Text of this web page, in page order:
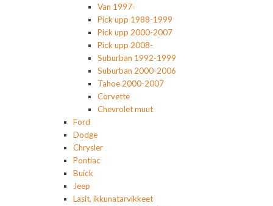
Van 1997-
Pick upp 1988-1999
Pick upp 2000-2007
Pick upp 2008-
Suburban 1992-1999
Suburban 2000-2006
Tahoe 2000-2007
Corvette
Chevrolet muut
Ford
Dodge
Chrysler
Pontiac
Buick
Jeep
Lasit, ikkunatarvikkeet